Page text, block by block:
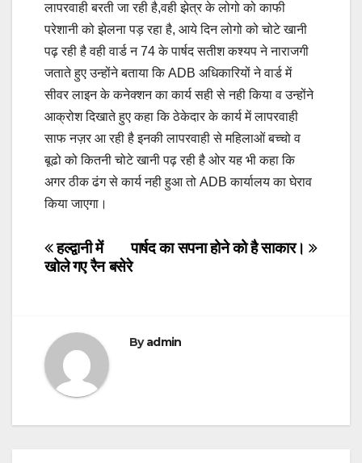
लापरवाही बरती जा रही है,वही झेत्र के लोगो को काफी
परेशानी को झेलना पड़ रहा है, आये दिन लोगो को चोटे खानी
पढ़ रही है वही वार्ड न 74 के पार्षद सतीश कश्यप ने नाराजगी
जताते हुए उन्होंने बताया कि ADB अधिकारियों ने वार्ड में
सीवर लाइन के कनेक्शन का कार्य सही से नही किया व उन्होंने
आक्रोश दिखाते हुए कहा कि ठेकेदार के कार्य में लापरवाही
साफ नज़र आ रही है इनकी लापरवाही से महिलाओं बच्चो व
बूढो को कितनी चोटे खानी पढ़ रही है ओर यह भी कहा कि
अगर ठीक ढंग से कार्य नही हुआ तो ADB कार्यालय का घेराव
किया जाएगा।
Post
navigation
पार्षद का सपना होने को है साकार।
हल्द्वानी में
खोले गए रैन बसेरे
Byadmin